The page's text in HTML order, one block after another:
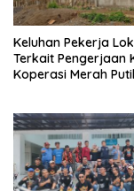
Keluhan Pekerja
Terkait Pengerjaan
Koperasi Merah